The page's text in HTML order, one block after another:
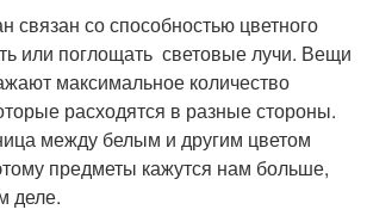
связан со способностью цветного
или поглощать световые лучи. Вещи
максимальное количество
расходятся в разные стороны.
между белым и другим цветом
предметы кажутся нам больше,
деле.